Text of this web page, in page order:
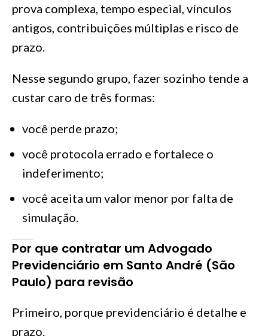
prova complexa, tempo especial, vínculos
antigos, contribuições múltiplas e risco de
prazo.
Nesse segundo grupo, fazer sozinho tende a
custar caro de três formas:
você perde prazo;
você protocola errado e fortalece o
indeferimento;
você aceita um valor menor por falta de
simulação.
Por que contratar um Advogado
Previdenciário em Santo André (São
Paulo) para revisão
Primeiro, porque previdenciário é detalhe e
prazo.